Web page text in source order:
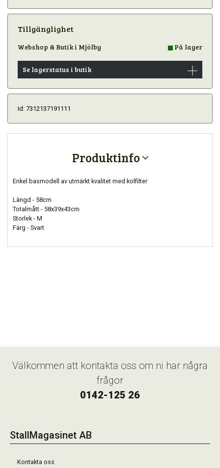
Tillgänglighet
Webshop & Butik i Mjölby På lager
Se lagerstatus i butik
Id: 7312137191111
Produktinfo
Enkel basmodell av utmärkt kvalitet med kolfilter
Längd - 58cm
Totalmått - 58x39x43cm
Storlek - M
Färg - Svart
Välkommen att kontakta oss om ni har några
frågor
0142-125 26
StallMagasinet AB
Kontakta oss